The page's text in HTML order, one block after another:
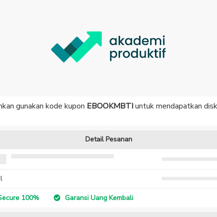
gunakan kode kupon EBOOKMBTIuntuk mendapatkan
Detail Pesanan
100% Garansi Uang Kembali